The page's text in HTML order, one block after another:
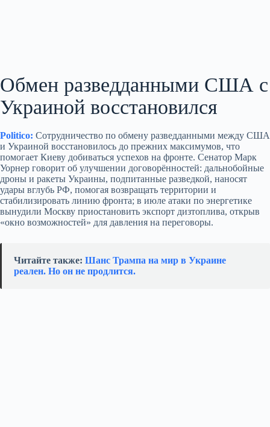
Обмен разведданными США с
Украиной восстановился
Politico: Сотрудничество по обмену разведданными между США
и Украиной восстановилось до прежних максимумов, что
помогает Киеву добиваться успехов на фронте. Сенатор Марк
Уорнер говорит об улучшении договорённостей: дальнобойные
дроны и ракеты Украины, подпитанные разведкой, наносят
удары вглубь РФ, помогая возвращать территории и
стабилизировать линию фронта; в июле атаки по энергетике
вынудили Москву приостановить экспорт дизтоплива, открыв
«окно возможностей» для давления на переговоры.
Читайте также: Шанс Трампа на мир в Украине
реален. Но он не продлится.